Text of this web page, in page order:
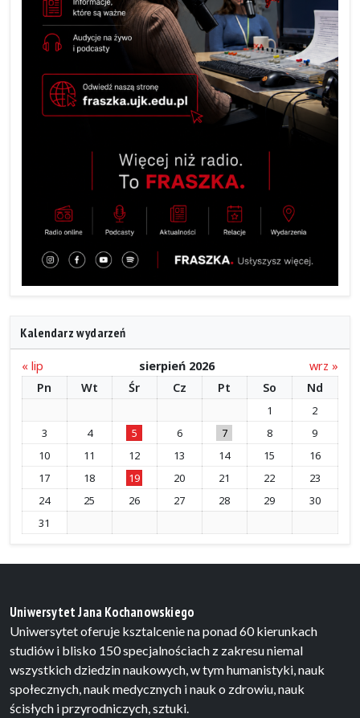
Kalendarz wydarzeń
« lip sierpień 2026
wrz »
Pn
Wt Śr Cz Pt So Nd
1
2
3
4 5 6 7 8
9
10
11 12 13 14 15
16
17
18 19 20 21 22
23
24
25 26 27 28 29
30
31
Uniwersytet Jana Kochanowskiego
Uniwersytet oferuje ksztalcenie na ponad 60 kierunkach
studiów i blisko 150 specjalnościach z zakresu niemal
wszystkich dziedzin naukowych, w tym humanistyki, nauk
społecznych, nauk medycznych i nauk o zdrowiu, nauk
ścisłych i przyrodniczych, sztuki.